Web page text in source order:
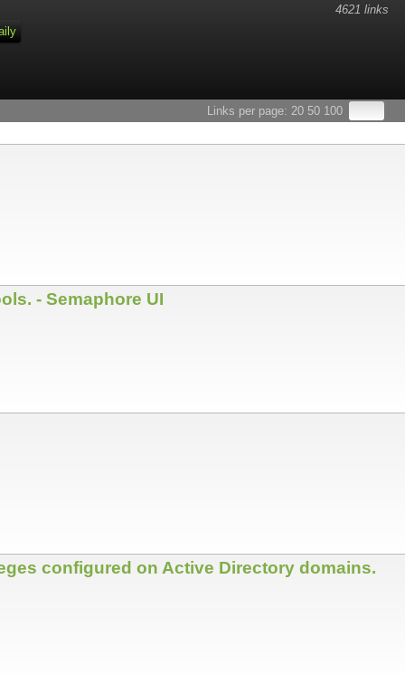
4621 links
Links per page: 20 50 100
- Semaphore UI
configured on Active Directory domains.